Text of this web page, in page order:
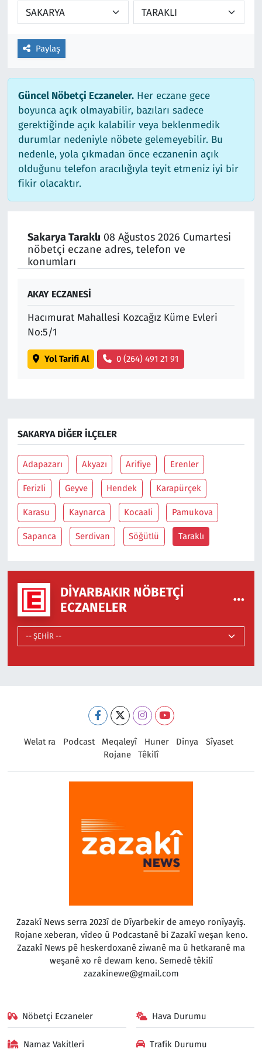
Paylaş
Güncel Nöbetçi Eczaneler.Her eczane gece
boyunca açık olmayabilir, bazıları sadece
gerektiğinde açık kalabilir veya beklenmedik
durumlar nedeniyle nöbete gelemeyebilir. Bu
nedenle, yola çıkmadan önce eczanenin açık
olduğunu telefon aracılığıyla teyit etmeniz iyi bir
fikir olacaktır.
Sakarya Taraklı 08 Ağustos 2026 Cumartesi
nöbetçi eczane adres, telefon ve
konumları
AKAY ECZANESİ
Hacımurat Mahallesi Kozcağız Küme Evleri
No:5/1
Yol Tarifi Al 0 (264) 491 21 91
SAKARYA DIĞER İLÇELER
Adapazarı Akyazı Arifiye Erenler
Ferizli Geyve Hendek Karapürçek
Karasu Kaynarca Kocaali Pamukova
Sapanca Serdivan Söğütlü Taraklı
DIYARBAKIR NÖBETÇI
ECZANELER
Welat ra Podcast Meqaleyî Huner Dinya
Sîyaset
Rojane
Têkilî
Zazakî News serra 2023î de Dîyarbekir de ameyo ronîyayîş.
Rojane xeberan, vîdeo û Podcastanê bi Zazakî weşan keno.
Zazakî News pê heskerdoxanê ziwanê ma û hetkaranê ma
weşanê xo rê dewam keno. Semedê têkilî
zazakinewe@gmail.com
Nöbetçi Eczaneler Hava Durumu
Namaz Vakitleri Trafik Durumu